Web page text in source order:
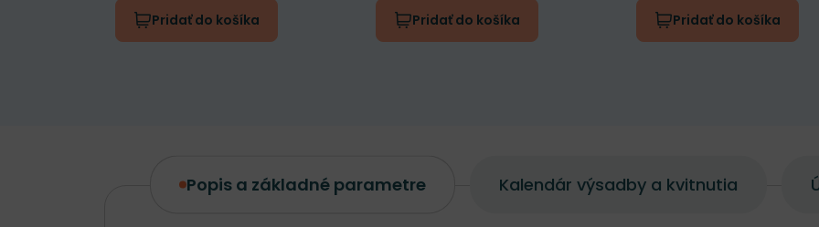
Pridať do košíka
Pridať do košíka
Pridať do košíka
Popis a základné parametre Kalendár výsadby a kvitnutia